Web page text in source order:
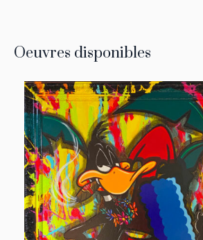
Oeuvres disponibles